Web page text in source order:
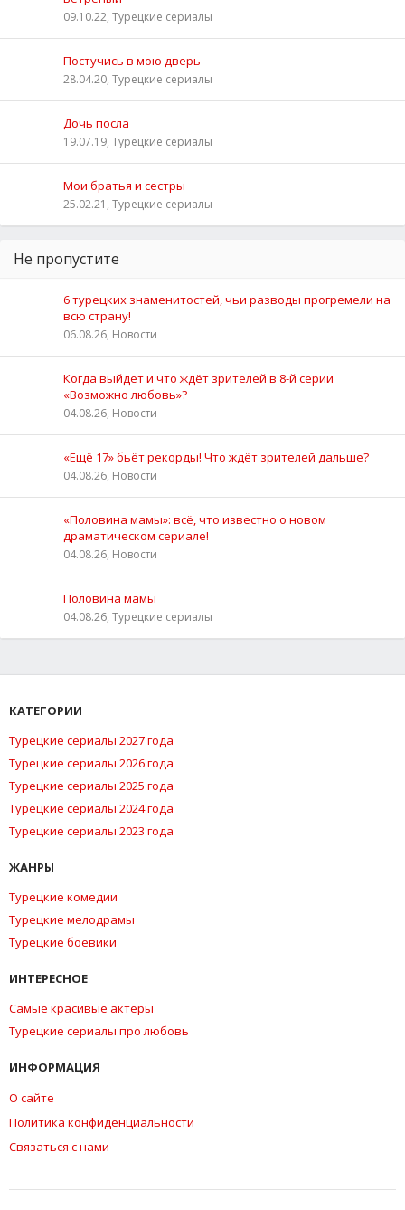
09.10.22, Турецкие сериалы
Постучись в мою дверь
28.04.20, Турецкие сериалы
Дочь посла
19.07.19, Турецкие сериалы
Мои братья и сестры
25.02.21, Турецкие сериалы
Не пропустите
6 турецких знаменитостей, чьи разводы прогремели на
всю страну!
06.08.26, Новости
Когда выйдет и что ждёт зрителей в 8-й серии
«Возможно любовь»?
04.08.26, Новости
«Ещё 17» бьёт рекорды! Что ждёт зрителей дальше?
04.08.26, Новости
«Половина мамы»: всё, что известно о новом
драматическом сериале!
04.08.26, Новости
Половина мамы
04.08.26, Турецкие сериалы
КАТЕГОРИИ
Турецкие сериалы 2027 года
Турецкие сериалы 2026 года
Турецкие сериалы 2025 года
Турецкие сериалы 2024 года
Турецкие сериалы 2023 года
ЖАНРЫ
Турецкие комедии
Турецкие мелодрамы
Турецкие боевики
ИНТЕРЕСНОЕ
Самые красивые актеры
Турецкие сериалы про любовь
ИНФОРМАЦИЯ
О сайте
Политика конфиденциальности
Связаться с нами